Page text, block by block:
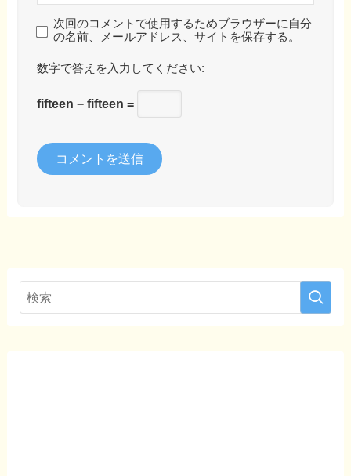
次回のコメントで使用するためブラウザーに自分
の名前、メールアドレス、サイトを保存する。
数字で答えを入力してください:
fifteen − fifteen =